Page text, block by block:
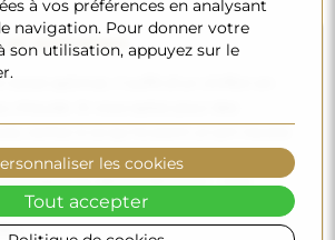
entretien
éclat optimal, il suffit d’un chiffon en
les nettoyants puissants contenant du
ou des acides forts – cela
un beau reflet pendant de
à vos préférences en analysant
navigation. Pour donner votre
son utilisation, appuyez sur le
les cookies
Tout accepter